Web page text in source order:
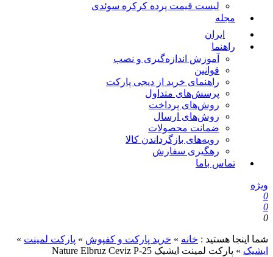
لیست قیمت پرده کرکره سوئدی
مجله
ایران
راهنما
آموزش اندازه‌گیری و نصب
قوانین
راهنمای خرید از دیجی پارکت
پرسش‌های متداول
روش‌های پرداخت
روش‌های ارسال
ضمانت محصولات
رویه‌های بازگرداندن کالا
رهگیری سفارش
تماس باما
اینجا هستید : خانه»خرید پارکت و کفپوش»پارکت لمینت»
»پارکت لمینت ایشیک Nature Elbruz Ceviz P-25